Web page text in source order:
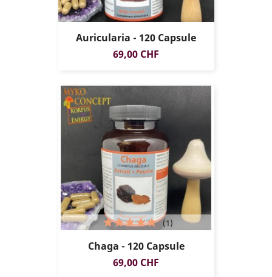
Auricularia - 120 Capsule
Prezzo
69,00 CHF
Chaga - 120 Capsule
Prezzo
69,00 CHF
(1)